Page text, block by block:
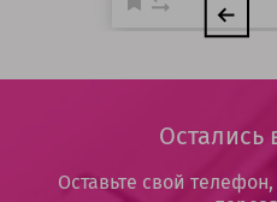
Остались
Оставьте свой